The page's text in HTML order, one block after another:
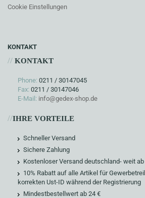
Cookie Einstellungen
KONTAKT
// KONTAKT
Phone: 0211 / 30147045
Fax: 0211 / 30147046
E-Mail: info@gedex-shop.de
//IHRE VORTEILE
Schneller Versand
Sichere Zahlung
Kostenloser Versand deutschland- weit
10% Rabatt auf alle Artikel für
korrekten Ust-ID während der Registrierung
Mindestbestellwert ab 24 €